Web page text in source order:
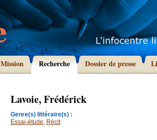
Mission Recherche Dossier de presse
Lavoie, Frédérick
Genre(s) littéraire(s) :
Essai-étude, Récit